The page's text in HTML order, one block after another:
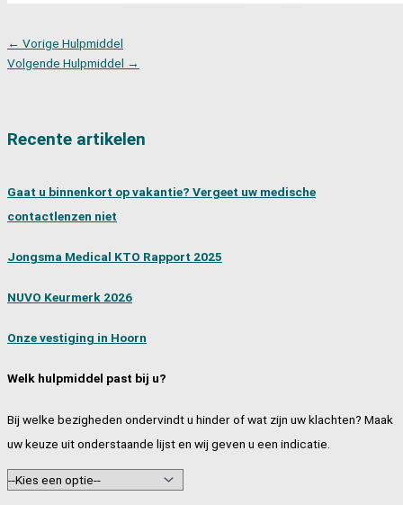
← Vorige Hulpmiddel
Volgende Hulpmiddel →
Recente artikelen
Gaat u binnenkort op vakantie? Vergeet uw medische
contactlenzen niet
Jongsma Medical KTO Rapport 2025
NUVO Keurmerk 2026
Onze vestiging in Hoorn
Welk hulpmiddel past bij u?
Bij welke bezigheden ondervindt u hinder of wat zijn uw klachten? Maak
uw keuze uit onderstaande lijst en wij geven u een indicatie.